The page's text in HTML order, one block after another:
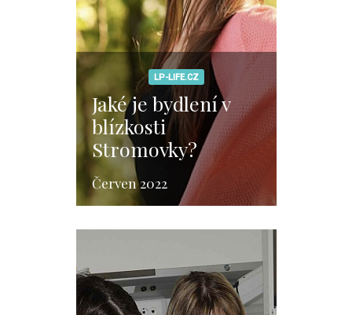
LP-LIFE.CZ
Jaké je bydlení v
blízkosti
Stromovky?
Červen 2022